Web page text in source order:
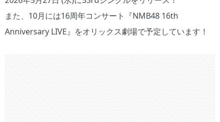
また、10月には16周年コンサート『NMB48 16th
Anniversary LIVE』をオリックス劇場で予定しています！